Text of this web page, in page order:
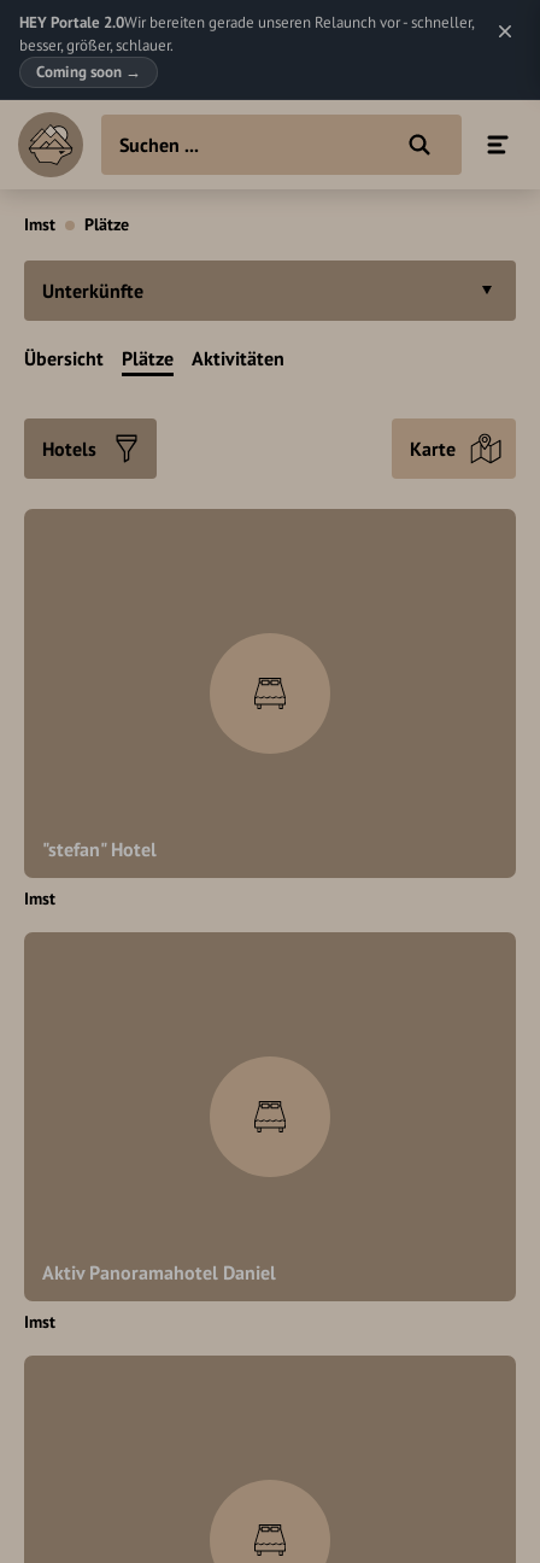
HEY Portale 2.0Wir bereiten gerade unseren Relaunch vor - schneller,
besser, größer, schlauer.
Coming soon →
Imst Plätze
Unterkünfte
Übersicht Plätze Aktivitäten
Hotels Karte
"stefan" Hotel
Imst
Aktiv Panoramahotel Daniel
Imst